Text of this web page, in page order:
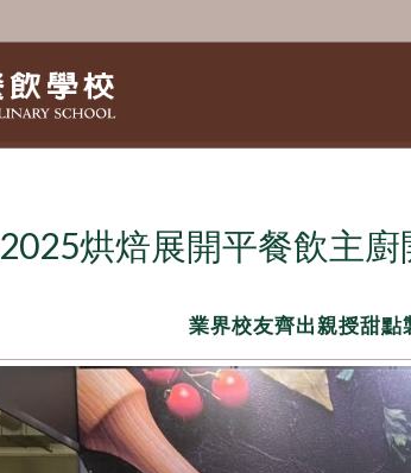
2025烘焙展開平餐飲主
業界校友齊出親授甜